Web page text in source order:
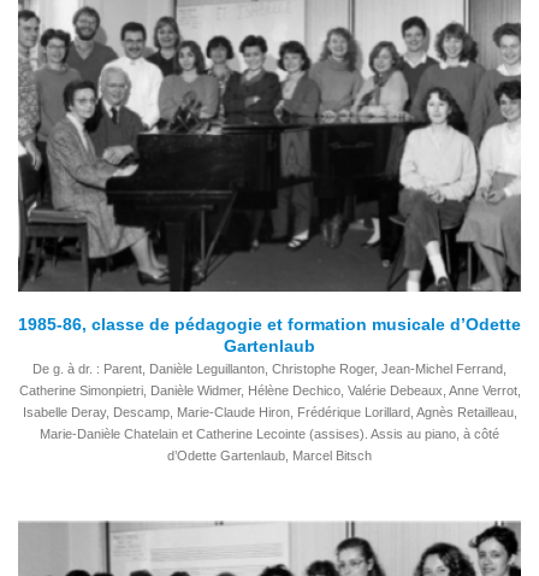
1985-86, classe de pédagogie et formation musicale d’Odette
Gartenlaub
De g. à dr. : Parent, Danièle Leguillanton, Christophe Roger, Jean-Michel Ferrand,
Catherine Simonpietri, Danièle Widmer, Hélène Dechico, Valérie Debeaux, Anne Verrot,
Isabelle Deray, Descamp, Marie-Claude Hiron, Frédérique Lorillard, Agnès Retailleau,
Marie-Danièle Chatelain et Catherine Lecointe (assises). Assis au piano, à côté
d’Odette Gartenlaub, Marcel Bitsch